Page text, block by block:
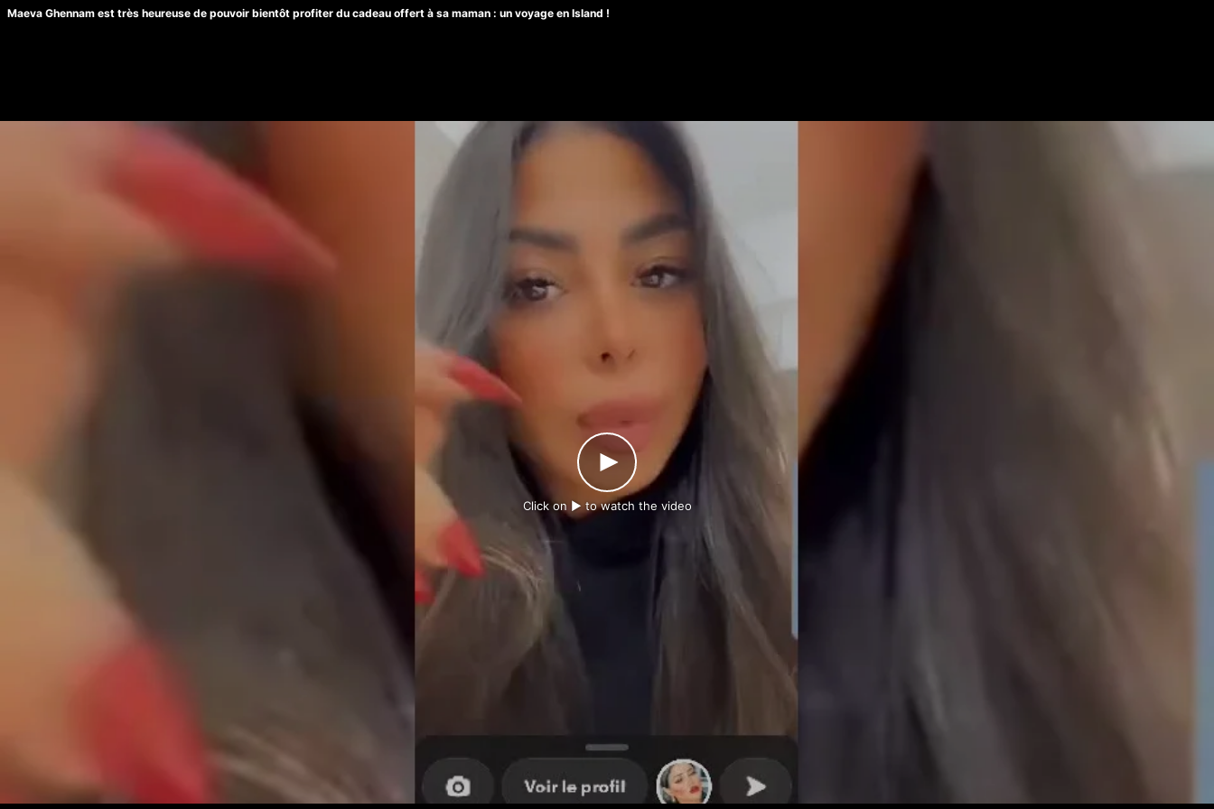
Click on ► to watch the video
Maeva Ghennam est très heureuse de pouvoir bientôt profiter du cadeau offert à sa maman : un voyage en Island !